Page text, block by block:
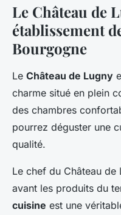
Le Château de
établissement
Bourgogne
Le Château de Lugny
charme situé en plein
des chambres
pourrez déguster une
qualité.
Le chef du Château
avant les produits du
cuisine est une